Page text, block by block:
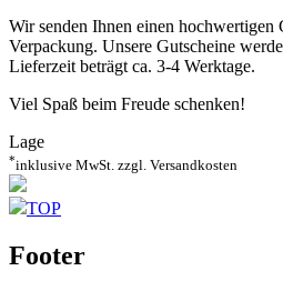
Wir senden Ihnen einen hochwertigen
Verpackung. Unsere Gutscheine
Lieferzeit beträgt ca. 3-4 Werktage.
Viel Spaß beim Freude schenken!
Lage
*inklusive MwSt. zzgl. Versandkosten
TOP
Footer